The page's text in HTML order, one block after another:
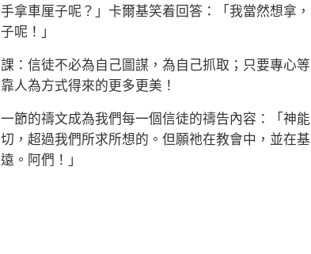
拿車厘子呢？」卡爾基笑着回答：「我當然想拿，
呢！」
信徒不必為自己圖謀，為自己抓取；只要專心等
人為方式得來的更多更美！
的禱文成為我們每一個信徒的禱告內容：「神能
，超過我們所求所想的。但願祂在教會中，並在基
。阿們！」